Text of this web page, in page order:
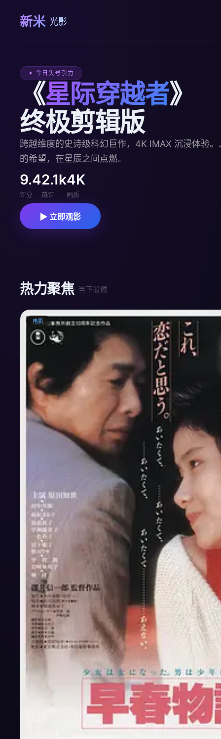
新米· 光影
✦ 今日头号引力
《星际穿越者》
终极剪辑版
跨越维度的史诗级科幻巨作，4K IMAX 沉浸体验。
的希望，在星辰之间点燃。
9.4
评分
2.1k
热评
4K
画质
▶ 立即观影
热力聚焦· 当下最燃
电影